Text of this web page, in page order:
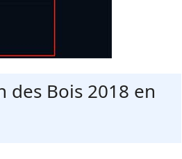
des Bois 2018 en